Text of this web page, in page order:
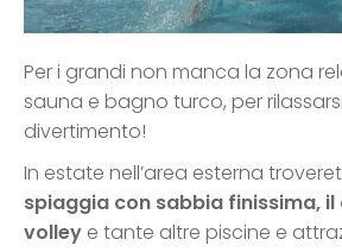
Per i grandi non manca la zona
sauna e bagno turco, per
divertimento!
In estate nell’area esterna
spiaggia con sabbia finissima,
volley e tante altre piscine e